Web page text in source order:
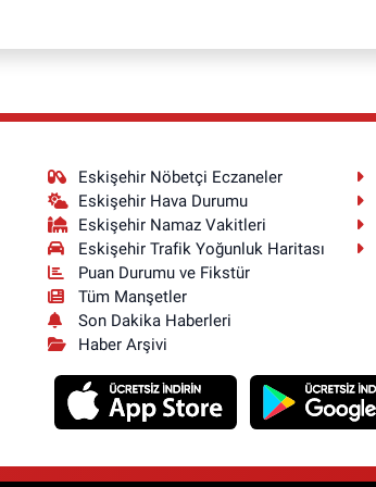
Eskişehir Nöbetçi Eczaneler
Eskişehir Hava Durumu
Eskişehir Namaz Vakitleri
Eskişehir Trafik Yoğunluk Haritası
Puan Durumu ve Fikstür
Tüm Manşetler
Son Dakika Haberleri
Haber Arşivi